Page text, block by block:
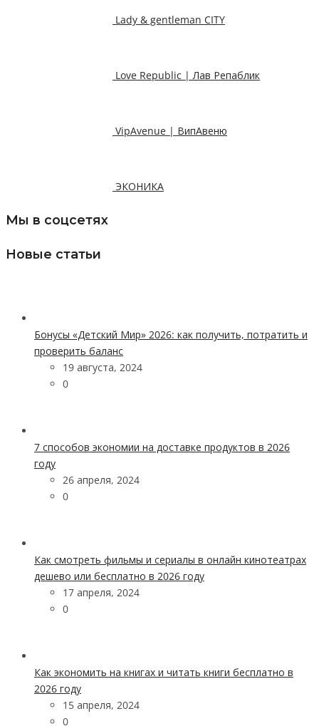
Lady & gentleman CITY
Love Republic | Лав Репаблик
VipAvenue | ВипАвеню
ЭКОНИКА
Мы в соцсетях
Новые статьи
Бонусы «Детский Мир» 2026: как получить, потратить и
проверить баланс
19 августа, 2024
0
7 способов экономии на доставке продуктов в 2026
году
26 апреля, 2024
0
Как смотреть фильмы и сериалы в онлайн кинотеатрах
дешево или бесплатно в 2026 году
17 апреля, 2024
0
Как экономить на книгах и читать книги бесплатно в
2026 году
15 апреля, 2024
0